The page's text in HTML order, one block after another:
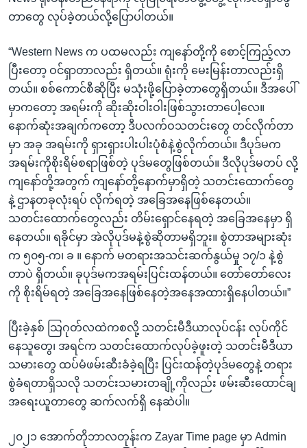
တာတွေ လုပ်ခဲ့တယ်လို့ပြောပါတယ်။
“Western News က ပထမလည်း ကျနော်တို့ကို စောင့်ကြည့်လာ
ပြီးတော့ ဝင်ရှာတာလည်း ရှိတယ်။ ရုံးကို မေးမြန်းတာလည်းရှိ
တယ်။ စစ်ကောင်စီဆိုပြီး မသုံးဖို့ပြောခဲ့တာတွေရှိတယ်။ ဒီအပေါ်
မှာကတော့ အရမ်းကို ဆိုးဆိုးဝါးဝါးဖြစ်သွားတာပေါ့လေ။
နောက်ဆုံးအချက်ကတော့ ဒီပလက်ဝသတင်းတွေ တင်လိုက်တာ
မှာ အခု အရမ်းကို ရှားရှားပါးပါးပုံစံနဲ့စွဲလိုက်တယ်။ ဒီပုဒ်မက
အရမ်းကိုစိုးရိမ်စရာဖြစ်တဲ့ ပုဒ်မတွေဖြစ်တယ်။ ဒီလိုပုဒ်မတပ် လို့
ကျနော်တို့အတွက် ကျနော်တို့နောက်မှာရှိတဲ့ သတင်းထောက်တွေ
နဲ့ ဌာနတခုလုံးရပ် လိုက်ရတဲ့ အခြေအနေဖြစ်နေတယ်။
သတင်းထောက်တွေလည်း တိမ်းရှောင်နေရတဲ့ အခြေအနေမှာ ရှိ
နေတယ်။ ရခိုင်မှာ အဲလိုပုဒ်မနဲ့စွဲဆိုတာမရှိဘူး။ စွဲတာအများဆုံး
က ၅၀၅-က၊ ခ ။ နောက် မတရားအသင်းဆက်နွယ်မှု ၁၇/၁ နဲ့စွဲ
တာပဲ ရှိတယ်။ ခုပုဒ်မကအရမ်းပြင်းထန်တယ်။ တော်တော်လေး
ကို စိုးရိမ်ရတဲ့ အခြေအနေဖြစ်နေတဲ့အနေအထားရှိနေပါတယ်။”
ပြီးခဲ့နှစ် သြဂုတ်လထဲကစလို့ သတင်းမီဒီယာလုပ်ငန်း လုပ်ကိုင်
နေသူတွေ၊ အရင်က သတင်းထောက်လုပ်ခဲ့ဖူးတဲ့ သတင်းမီဒီယာ
သမားတွေ ထပ်မံဖမ်းဆီးခံခဲ့ရပြီး ပြင်းထန်တဲ့ပုဒ်မတွေနဲ့ တရား
စွဲခံရတာရှိသလို သတင်းသမားတချို့ကိုလည်း ဖမ်းဆီးထောင်ချ
အရေးယူတာတွေ ဆက်လက်ရှိ နေဆဲပါ။
၂၀၂၁ အောက်တိုဘာလတုန်းက Zayar Time page မှာ Admin